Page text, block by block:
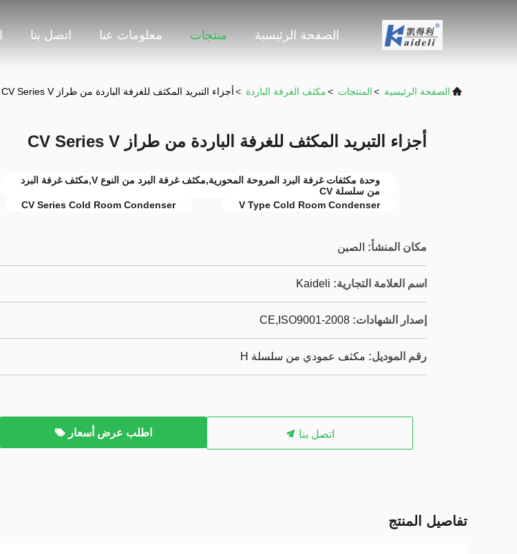
الصفحة الرئيسية منتجات معلومات عنا اتصل بنا
الصفحة الرئيسية >المنتجات >مكثف الغرفة الباردة >أجزاء التبريد المكثف للغرفة الباردة من طراز CV Series V
أجزاء التبريد المكثف للغرفة الباردة من طراز CV Series V
وحدة مكثفات غرفة البرد المروحة المحورية,مكثف غرفة البرد من النوع V,مكثف غرفة البرد
من سلسلة CV
V Type Cold Room Condenser
CV Series Cold Room Condenser
مكان المنشأ: الصين
اسم العلامة التجارية: Kaideli
إصدار الشهادات: CE,ISO9001-2008
رقم الموديل: مكثف عمودي من سلسلة H
اتصل بنا اطلب عرض أسعار
تفاصيل المنتج